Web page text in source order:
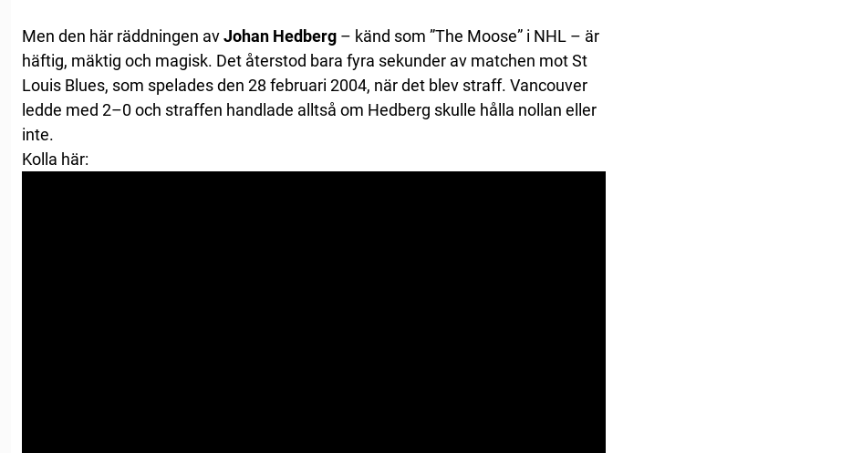
Men den här räddningen avJohan Hedberg – känd som ”The Moose” i NHL – är
häftig, mäktig och magisk. Det återstod bara fyra sekunder av matchen mot St
Louis Blues, som spelades den 28 februari 2004, när det blev straff. Vancouver
ledde med 2–0 och straffen handlade alltså om Hedberg skulle hålla nollan eller
inte.
Kolla här: